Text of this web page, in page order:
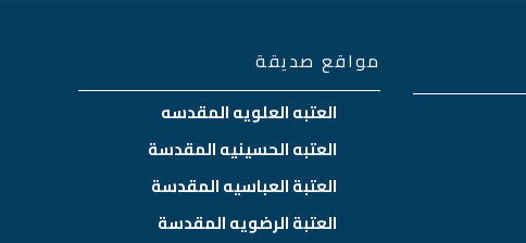
مواقع صديقة
العتبه العلويه المقدسه
العتبه الحسينيه المقدسة
العتبة العباسيه المقدسة
العتبة الرضويه المقدسة